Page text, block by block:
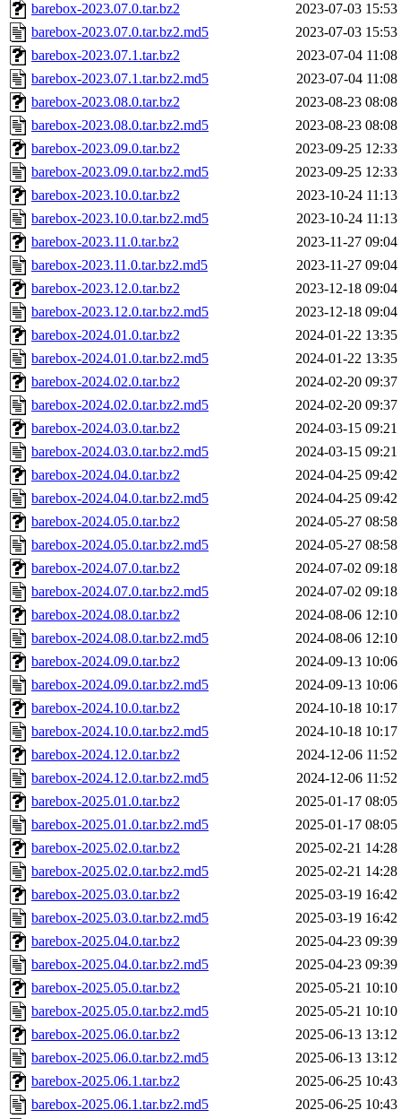
barebox-2023.07.0.tar.bz2
2023-07-03 15:53
barebox-2023.07.0.tar.bz2.md5
2023-07-03 15:53
barebox-2023.07.1.tar.bz2
2023-07-04 11:08
barebox-2023.07.1.tar.bz2.md5
2023-07-04 11:08
barebox-2023.08.0.tar.bz2
2023-08-23 08:08
barebox-2023.08.0.tar.bz2.md5
2023-08-23 08:08
barebox-2023.09.0.tar.bz2
2023-09-25 12:33
barebox-2023.09.0.tar.bz2.md5
2023-09-25 12:33
barebox-2023.10.0.tar.bz2
2023-10-24 11:13
barebox-2023.10.0.tar.bz2.md5
2023-10-24 11:13
barebox-2023.11.0.tar.bz2
2023-11-27 09:04
barebox-2023.11.0.tar.bz2.md5
2023-11-27 09:04
barebox-2023.12.0.tar.bz2
2023-12-18 09:04
barebox-2023.12.0.tar.bz2.md5
2023-12-18 09:04
barebox-2024.01.0.tar.bz2
2024-01-22 13:35
barebox-2024.01.0.tar.bz2.md5
2024-01-22 13:35
barebox-2024.02.0.tar.bz2
2024-02-20 09:37
barebox-2024.02.0.tar.bz2.md5
2024-02-20 09:37
barebox-2024.03.0.tar.bz2
2024-03-15 09:21
barebox-2024.03.0.tar.bz2.md5
2024-03-15 09:21
barebox-2024.04.0.tar.bz2
2024-04-25 09:42
barebox-2024.04.0.tar.bz2.md5
2024-04-25 09:42
barebox-2024.05.0.tar.bz2
2024-05-27 08:58
barebox-2024.05.0.tar.bz2.md5
2024-05-27 08:58
barebox-2024.07.0.tar.bz2
2024-07-02 09:18
barebox-2024.07.0.tar.bz2.md5
2024-07-02 09:18
barebox-2024.08.0.tar.bz2
2024-08-06 12:10
barebox-2024.08.0.tar.bz2.md5
2024-08-06 12:10
barebox-2024.09.0.tar.bz2
2024-09-13 10:06
barebox-2024.09.0.tar.bz2.md5
2024-09-13 10:06
barebox-2024.10.0.tar.bz2
2024-10-18 10:17
barebox-2024.10.0.tar.bz2.md5
2024-10-18 10:17
barebox-2024.12.0.tar.bz2
2024-12-06 11:52
barebox-2024.12.0.tar.bz2.md5
2024-12-06 11:52
barebox-2025.01.0.tar.bz2
2025-01-17 08:05
barebox-2025.01.0.tar.bz2.md5
2025-01-17 08:05
barebox-2025.02.0.tar.bz2
2025-02-21 14:28
barebox-2025.02.0.tar.bz2.md5
2025-02-21 14:28
barebox-2025.03.0.tar.bz2
2025-03-19 16:42
barebox-2025.03.0.tar.bz2.md5
2025-03-19 16:42
barebox-2025.04.0.tar.bz2
2025-04-23 09:39
barebox-2025.04.0.tar.bz2.md5
2025-04-23 09:39
barebox-2025.05.0.tar.bz2
2025-05-21 10:10
barebox-2025.05.0.tar.bz2.md5
2025-05-21 10:10
barebox-2025.06.0.tar.bz2
2025-06-13 13:12
barebox-2025.06.0.tar.bz2.md5
2025-06-13 13:12
barebox-2025.06.1.tar.bz2
2025-06-25 10:43
barebox-2025.06.1.tar.bz2.md5
2025-06-25 10:43